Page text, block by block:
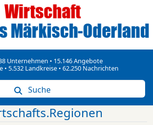
Unternehmen • 15.146 Angebote
• 5.532 Landkreise • 62.250 Nachrichten
Suche